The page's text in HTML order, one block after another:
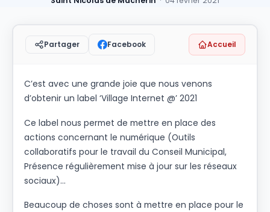
Partager Facebook Accueil
C’est avec une grande joie que nous venons
d’obtenir un label ‘Village Internet @’ 2021
Ce label nous permet de mettre en place des
actions concernant le numérique (Outils
collaboratifs pour le travail du Conseil Municipal,
Présence régulièrement mise à jour sur les réseaux
sociaux)…
Beaucoup de choses sont à mettre en place pour le